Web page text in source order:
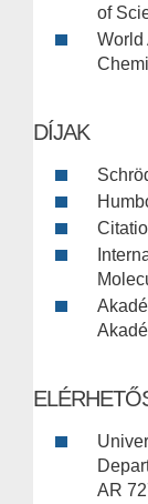
of
World
DÍJAK
AR